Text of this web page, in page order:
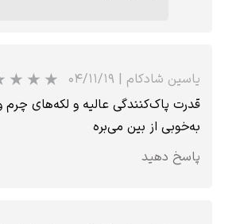
یاسین شادکام | ۰۴/۱۱/۱۹
قدرت پاک‌کنندگی عالیه و لکه‌های چرم
به‌خوبی از بین می‌بره
پاسخ دهید